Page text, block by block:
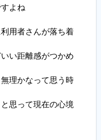
よね
用者さんが落ち着
い距離感がつかめ
理かなって思う時
思って現在の心境